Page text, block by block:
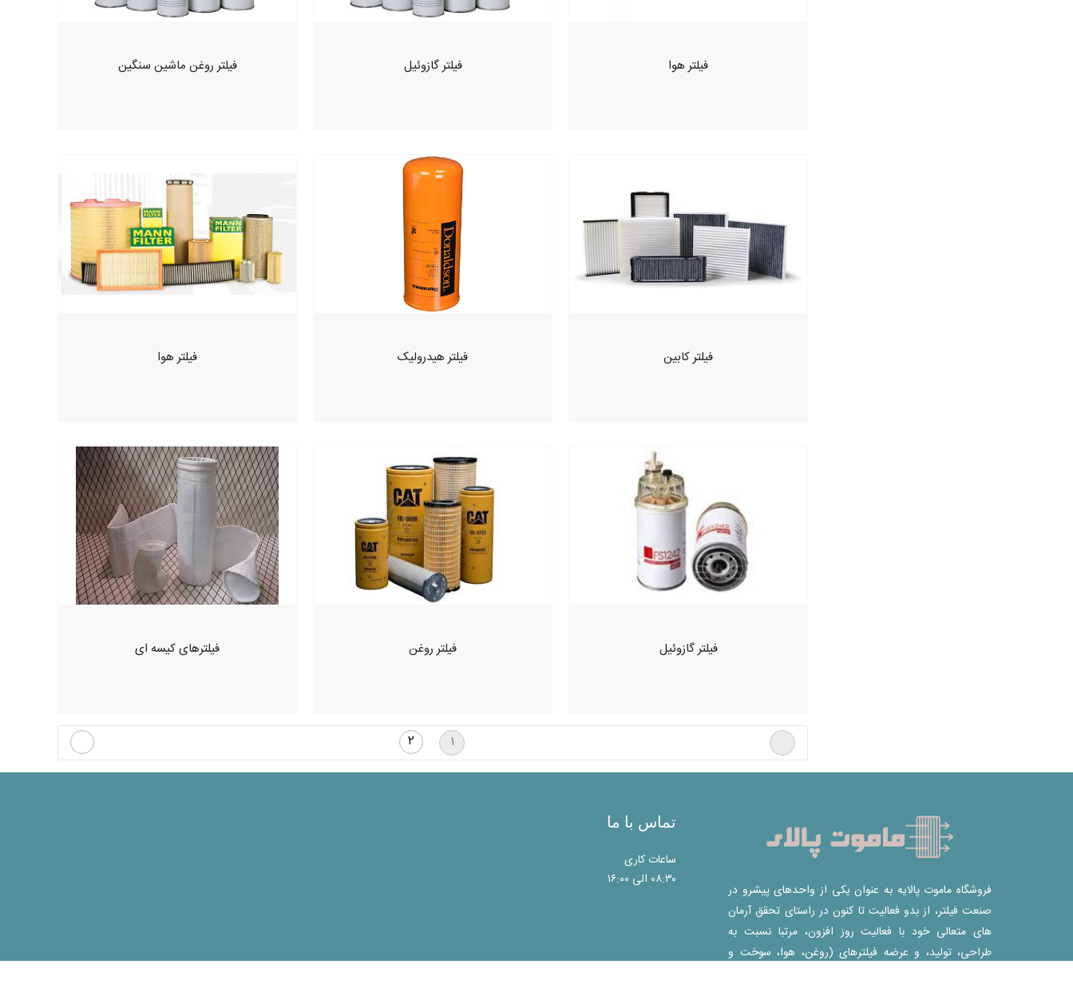
فیلتر هوا فیلتر گازوئیل فیلتر روغن ماشین سنگین
فیلتر کابین فیلتر هیدرولیک فیلتر هوا
فیلتر گازوئیل فیلتر روغن فیلترهای کیسه ای
۱ ۲
فروشگاه ماموت پالایه به عنوان یکی از واحدهای پیشرو در
صنعت فیلتر، از بدو فعالیت تا کنون در راستای تحقق آرمان
های متعالی خود با فعالیت روز افزون، مرتبا نسبت به
طراحی، تولید، و عرضه فیلترهای (روغن، هوا، سوخت و
تماس با ما
ساعات کاری
۰۸:۳۰ الی ۱۶:۰۰